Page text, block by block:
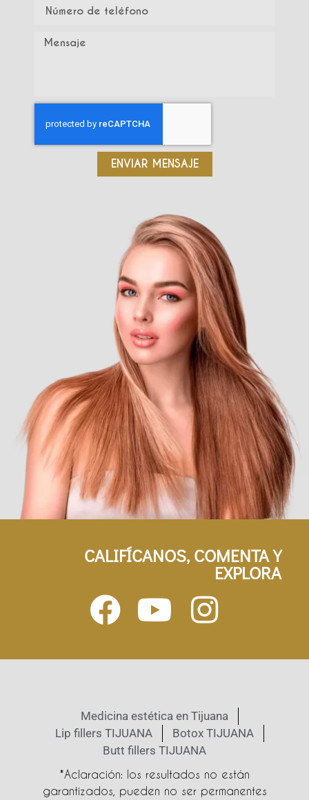
ENVIAR MENSAJE
CALIFÍCANOS, COMENTA Y
EXPLORA
Medicina estética en Tijuana
Lip fillers TIJUANA
Botox TIJUANA
Butt fillers TIJUANA
*Aclaración: los resultados no están
garantizados, pueden no ser permanentes